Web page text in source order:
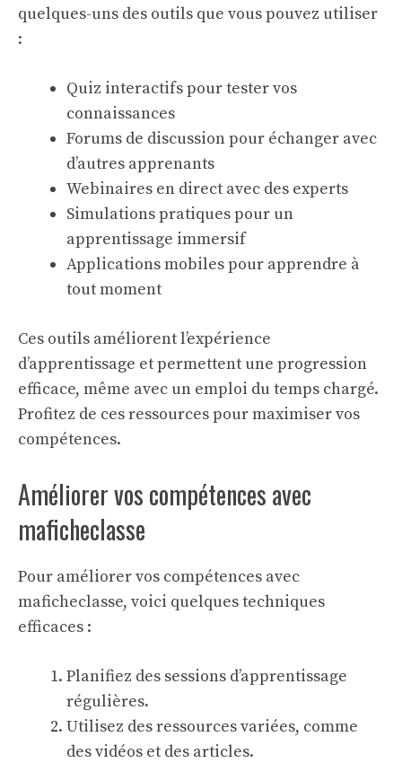
quelques-uns des outils que vous pouvez utiliser
:
Quiz interactifs pour tester vos
connaissances
Forums de discussion pour échanger avec
d’autres apprenants
Webinaires en direct avec des experts
Simulations pratiques pour un
apprentissage immersif
Applications mobiles pour apprendre à
tout moment
Ces outils améliorent l’expérience
d’apprentissage et permettent une progression
efficace, même avec un emploi du temps chargé.
Profitez de ces ressources pour maximiser vos
compétences.
Améliorer vos compétences avec
maficheclasse
Pour améliorer vos compétences avec
maficheclasse, voici quelques techniques
efficaces :
Planifiez des sessions d’apprentissage
régulières.
Utilisez des ressources variées, comme
des vidéos et des articles.